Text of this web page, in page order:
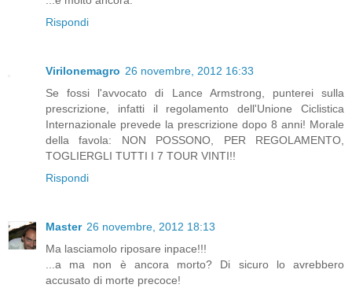
Rispondi
Virilonemagro 26 novembre, 2012 16:33
Se fossi l'avvocato di Lance Armstrong, punterei sulla
prescrizione, infatti il regolamento dell'Unione Ciclistica
Internazionale prevede la prescrizione dopo 8 anni! Morale
della favola: NON POSSONO, PER REGOLAMENTO,
TOGLIERGLI TUTTI I 7 TOUR VINTI!!
Rispondi
Master 26 novembre, 2012 18:13
Ma lasciamolo riposare inpace!!!
...a ma non è ancora morto? Di sicuro lo avrebbero
accusato di morte precoce!